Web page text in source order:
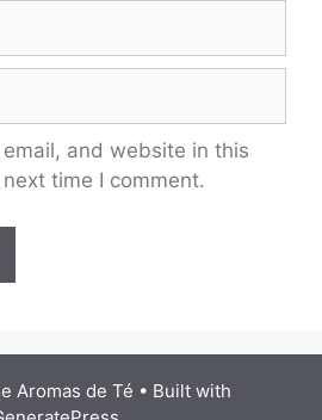
and website in this
time I comment.
Aromas de Té • Built with